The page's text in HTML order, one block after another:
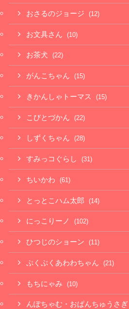
おさるのジョージ (12)
お文具さん (10)
お茶犬 (22)
がんこちゃん (15)
きかんしゃトーマス (15)
こびとづかん (22)
しずくちゃん (28)
すみっコぐらし (31)
ちいかわ (61)
とっとこハム太郎 (14)
にっこりーノ (102)
ひつじのショーン (11)
ぷくぷくあわわちゃん (21)
もちにゃみ (10)
んぽちゃむ・おぱんちゅうさぎ